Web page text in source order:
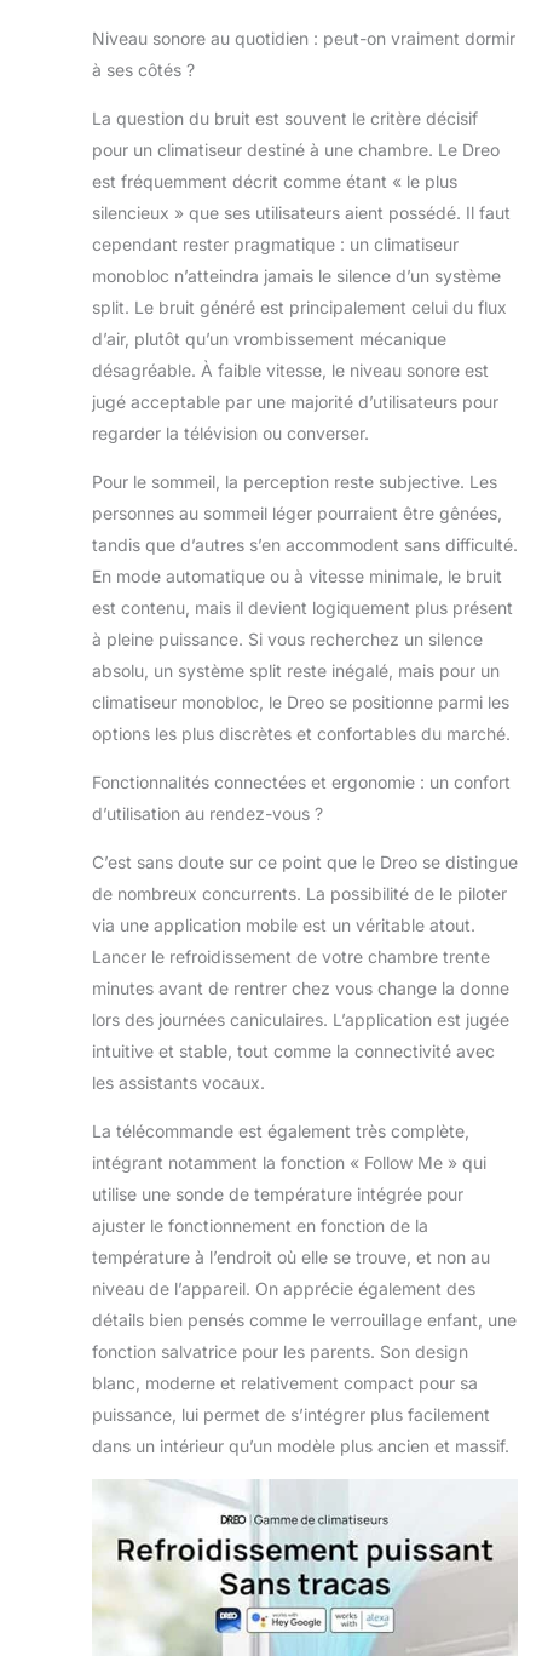
Niveau sonore au quotidien : peut-on vraiment dormir
à ses côtés ?
La question du bruit est souvent le critère décisif
pour un climatiseur destiné à une chambre. Le Dreo
est fréquemment décrit comme étant « le plus
silencieux » que ses utilisateurs aient possédé. Il faut
cependant rester pragmatique : un climatiseur
monobloc n’atteindra jamais le silence d’un système
split. Le bruit généré est principalement celui du flux
d’air, plutôt qu’un vrombissement mécanique
désagréable. À faible vitesse, le niveau sonore est
jugé acceptable par une majorité d’utilisateurs pour
regarder la télévision ou converser.
Pour le sommeil, la perception reste subjective. Les
personnes au sommeil léger pourraient être gênées,
tandis que d’autres s’en accommodent sans difficulté.
En mode automatique ou à vitesse minimale, le bruit
est contenu, mais il devient logiquement plus présent
à pleine puissance. Si vous recherchez un silence
absolu, un système split reste inégalé, mais pour un
climatiseur monobloc, le Dreo se positionne parmi les
options les plus discrètes et confortables du marché.
Fonctionnalités connectées et ergonomie : un confort
d’utilisation au rendez-vous ?
C’est sans doute sur ce point que le Dreo se distingue
de nombreux concurrents. La possibilité de le piloter
via une application mobile est un véritable atout.
Lancer le refroidissement de votre chambre trente
minutes avant de rentrer chez vous change la donne
lors des journées caniculaires. L’application est jugée
intuitive et stable, tout comme la connectivité avec
les assistants vocaux.
La télécommande est également très complète,
intégrant notamment la fonction « Follow Me » qui
utilise une sonde de température intégrée pour
ajuster le fonctionnement en fonction de la
température à l’endroit où elle se trouve, et non au
niveau de l’appareil. On apprécie également des
détails bien pensés comme le verrouillage enfant, une
fonction salvatrice pour les parents. Son design
blanc, moderne et relativement compact pour sa
puissance, lui permet de s’intégrer plus facilement
dans un intérieur qu’un modèle plus ancien et massif.